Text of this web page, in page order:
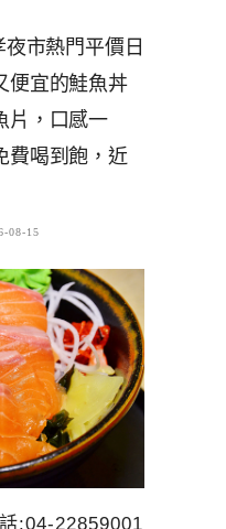
市熱門平價日
便宜的鮭魚丼
片，口感一
費喝到飽，近
08-15
:04-22859001